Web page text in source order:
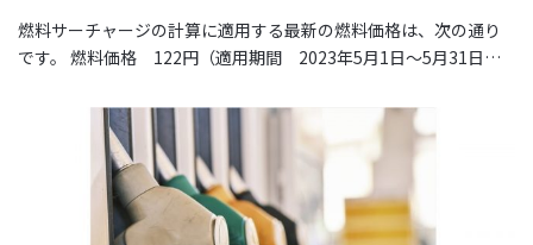
燃料サーチャージの計算に適用する最新の燃料価格は、次の通り
です。 燃料価格 122円（適用期間 2023年5月1日～5月31日）